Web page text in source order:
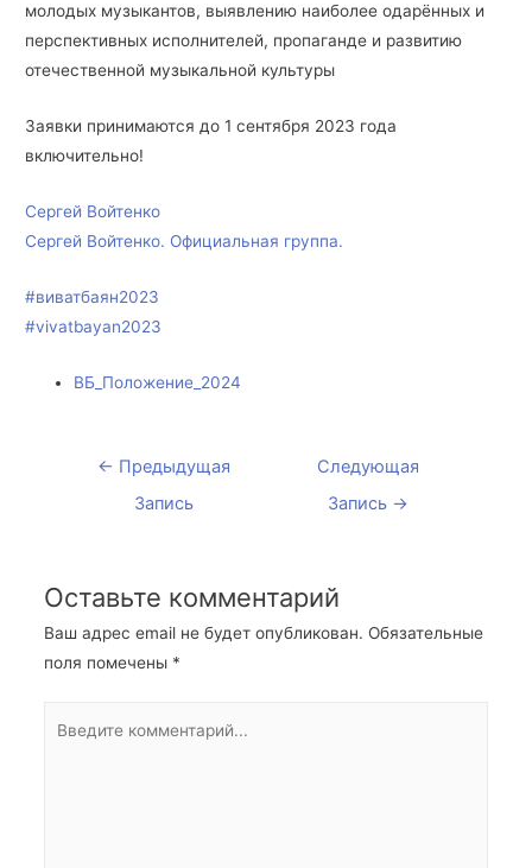
молодых музыкантов, выявлению наиболее одарённых и
перспективных исполнителей, пропаганде и развитию
отечественной музыкальной культуры
Заявки принимаются до 1 сентября 2023 года
включительно!
Сергей Войтенко
Сергей Войтенко. Официальная группа.
#виватбаян2023
#vivatbayan2023
ВБ_Положение_2024
← Предыдущая
Запись
Следующая
Запись →
Оставьте комментарий
Ваш адрес email не будет опубликован. Обязательные
поля помечены *